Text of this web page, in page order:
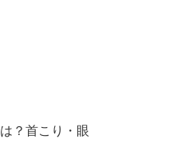
？首こり・眼